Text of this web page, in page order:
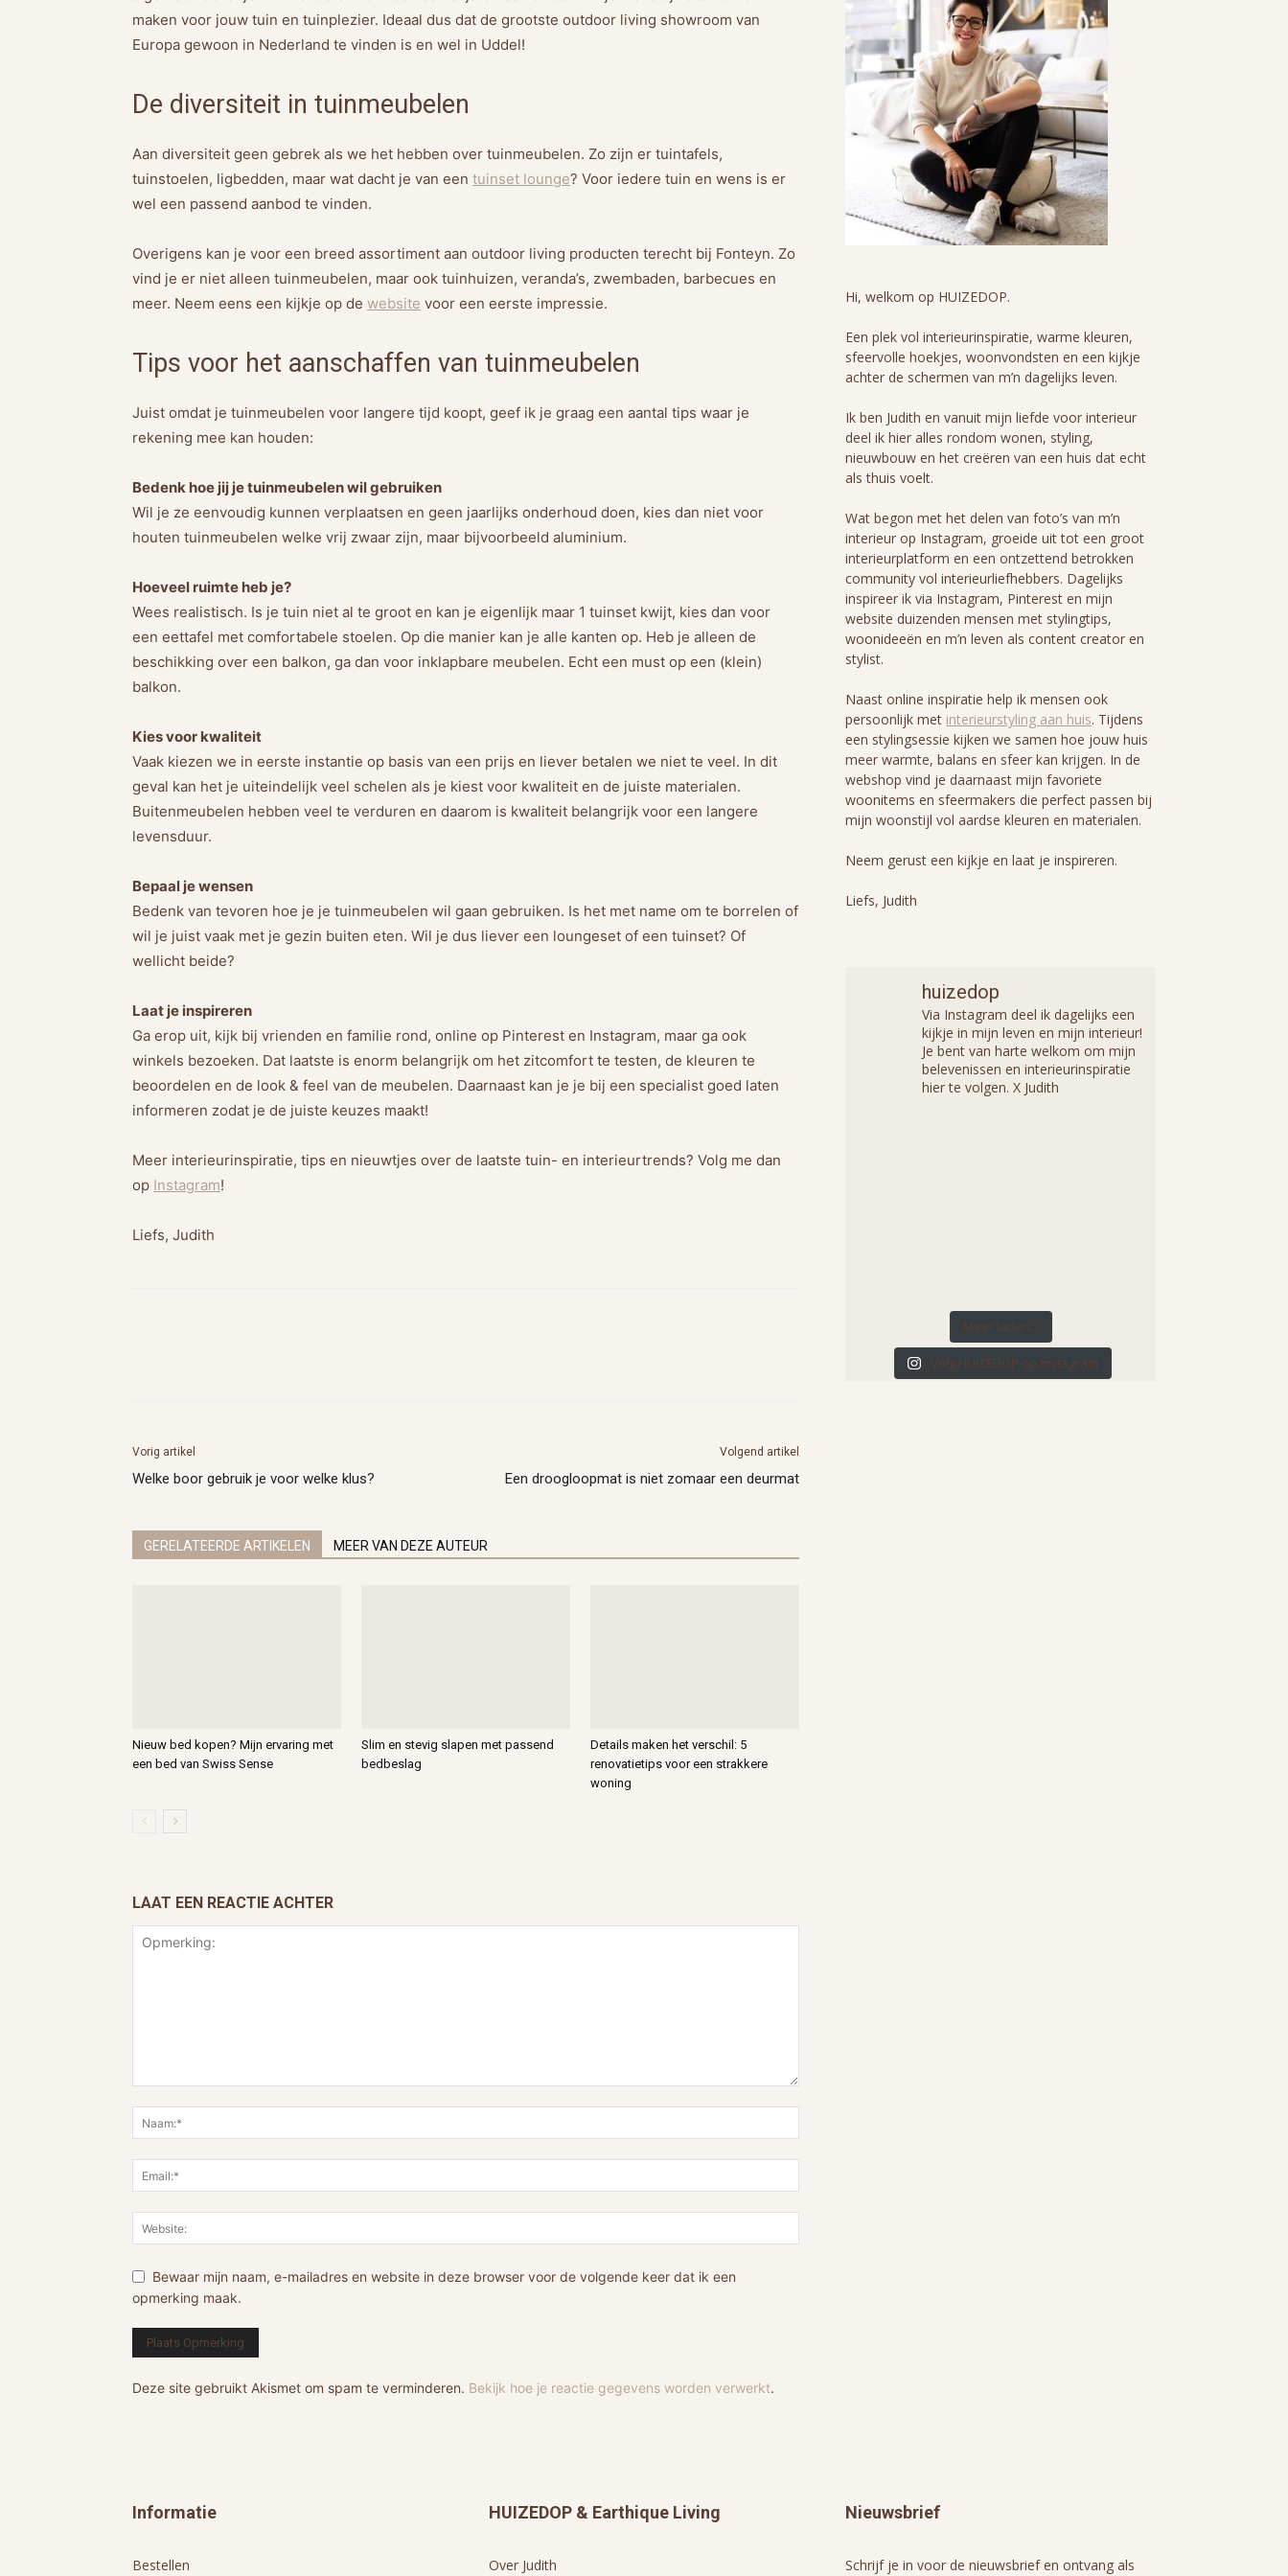
maken voor jouw tuin en tuinplezier. Ideaal dus dat de grootste outdoor living showroom van
Europa gewoon in Nederland te vinden is en wel in Uddel!
De diversiteit in tuinmeubelen
Aan diversiteit geen gebrek als we het hebben over tuinmeubelen. Zo zijn er tuintafels,
tuinstoelen, ligbedden, maar wat dacht je van een tuinset lounge? Voor iedere tuin en wens is er
wel een passend aanbod te vinden.
Overigens kan je voor een breed assortiment aan outdoor living producten terecht bij Fonteyn. Zo
vind je er niet alleen tuinmeubelen, maar ook tuinhuizen, veranda’s, zwembaden, barbecues en
meer. Neem eens een kijkje op de website voor een eerste impressie.
Tips voor het aanschaffen van tuinmeubelen
Juist omdat je tuinmeubelen voor langere tijd koopt, geef ik je graag een aantal tips waar je
rekening mee kan houden:
Bedenk hoe jij je tuinmeubelen wil gebruiken
Wil je ze eenvoudig kunnen verplaatsen en geen jaarlijks onderhoud doen, kies dan niet voor
houten tuinmeubelen welke vrij zwaar zijn, maar bijvoorbeeld aluminium.
Hoeveel ruimte heb je?
Wees realistisch. Is je tuin niet al te groot en kan je eigenlijk maar 1 tuinset kwijt, kies dan voor
een eettafel met comfortabele stoelen. Op die manier kan je alle kanten op. Heb je alleen de
beschikking over een balkon, ga dan voor inklapbare meubelen. Echt een must op een (klein)
balkon.
Kies voor kwaliteit
Vaak kiezen we in eerste instantie op basis van een prijs en liever betalen we niet te veel. In dit
geval kan het je uiteindelijk veel schelen als je kiest voor kwaliteit en de juiste materialen.
Buitenmeubelen hebben veel te verduren en daarom is kwaliteit belangrijk voor een langere
levensduur.
Bepaal je wensen
Bedenk van tevoren hoe je je tuinmeubelen wil gaan gebruiken. Is het met name om te borrelen of
wil je juist vaak met je gezin buiten eten. Wil je dus liever een loungeset of een tuinset? Of
wellicht beide?
Laat je inspireren
Ga erop uit, kijk bij vrienden en familie rond, online op Pinterest en Instagram, maar ga ook
winkels bezoeken. Dat laatste is enorm belangrijk om het zitcomfort te testen, de kleuren te
beoordelen en de look & feel van de meubelen. Daarnaast kan je je bij een specialist goed laten
informeren zodat je de juiste keuzes maakt!
Meer interieurinspiratie, tips en nieuwtjes over de laatste tuin- en interieurtrends? Volg me dan
op Instagram!
Liefs, Judith
Vorig artikel
Welke boor gebruik je voor welke klus?
Volgend artikel
Een droogloopmat is niet zomaar een deurmat
GERELATEERDE ARTIKELEN MEER VAN DEZE AUTEUR
Nieuw bed kopen? Mijn ervaring met
een bed van Swiss Sense
Slim en stevig slapen met passend
bedbeslag
Details maken het verschil: 5
renovatietips voor een strakkere
woning
LAAT EEN REACTIE ACHTER
Bewaar mijn naam, e-mailadres en website in deze browser voor de volgende keer dat ik een
opmerking maak.
Deze site gebruikt Akismet om spam te verminderen. Bekijk hoe je reactie gegevens worden verwerkt.
Hi, welkom op HUIZEDOP.
Een plek vol interieurinspiratie, warme kleuren,
sfeervolle hoekjes, woonvondsten en een kijkje
achter de schermen van m’n dagelijks leven.
Ik ben Judith en vanuit mijn liefde voor interieur
deel ik hier alles rondom wonen, styling,
nieuwbouw en het creëren van een huis dat echt
als thuis voelt.
Wat begon met het delen van foto’s van m’n
interieur op Instagram, groeide uit tot een groot
interieurplatform en een ontzettend betrokken
community vol interieurliefhebbers. Dagelijks
inspireer ik via Instagram, Pinterest en mijn
website duizenden mensen met stylingtips,
woonideeën en m’n leven als content creator en
stylist.
Naast online inspiratie help ik mensen ook
persoonlijk met interieurstyling aan huis. Tijdens
een stylingsessie kijken we samen hoe jouw huis
meer warmte, balans en sfeer kan krijgen. In de
webshop vind je daarnaast mijn favoriete
woonitems en sfeermakers die perfect passen bij
mijn woonstijl vol aardse kleuren en materialen.
Neem gerust een kijkje en laat je inspireren.
Liefs, Judith
huizedop
Via Instagram deel ik dagelijks een
kijkje in mijn leven en mijn interieur!
Je bent van harte welkom om mijn
belevenissen en interieurinspiratie
hier te volgen. X Judith
Meer laden...
Volg HUIZEDOP op Instagram
Informatie
Bestellen
HUIZEDOP & Earthique Living
Over Judith
Nieuwsbrief
Schrijf je in voor de nieuwsbrief en ontvang als